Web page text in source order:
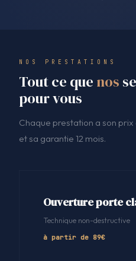
NOS PRESTATIONS
Tout ce que nos
pour vous
Chaque prestation a son
et sa garantie 12 mois.
Ouverture porte
Technique non-destructive
à partir de 89€